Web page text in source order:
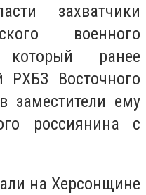
захватчики
военного
ранее
РХБЗ Восточного
заместители ему
россиянина с
на Херсонщине